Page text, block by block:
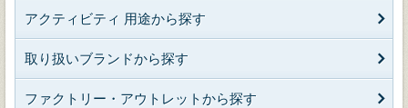
アクティビティ 用途から探す
取り扱いブランドから探す
ファクトリー・アウトレットから探す